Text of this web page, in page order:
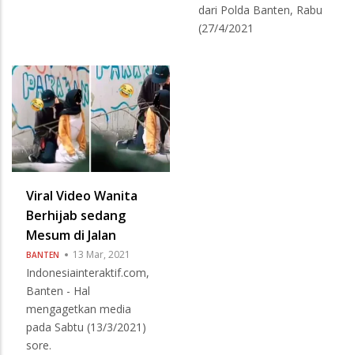
dari Polda Banten, Rabu
(27/4/2021
Viral Video Wanita
Berhijab sedang
Mesum di Jalan
BANTEN 13 Mar, 2021
Indonesiainteraktif.com,
Banten - Hal
mengagetkan media
pada Sabtu (13/3/2021)
sore.